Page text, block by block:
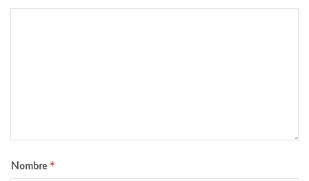
Nombre *